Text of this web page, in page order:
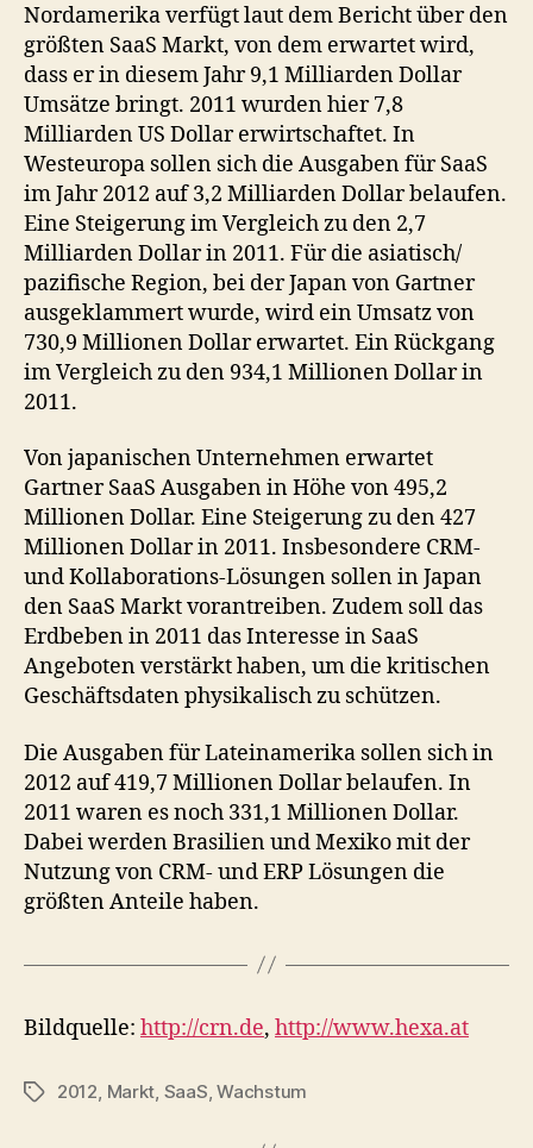
Nordamerika verfügt laut dem Bericht über den
größten SaaS Markt, von dem erwartet wird,
dass er in diesem Jahr 9,1 Milliarden Dollar
Umsätze bringt. 2011 wurden hier 7,8
Milliarden US Dollar erwirtschaftet. In
Westeuropa sollen sich die Ausgaben für SaaS
im Jahr 2012 auf 3,2 Milliarden Dollar belaufen.
Eine Steigerung im Vergleich zu den 2,7
Milliarden Dollar in 2011. Für die asiatisch/
pazifische Region, bei der Japan von Gartner
ausgeklammert wurde, wird ein Umsatz von
730,9 Millionen Dollar erwartet. Ein Rückgang
im Vergleich zu den 934,1 Millionen Dollar in
2011.
Von japanischen Unternehmen erwartet
Gartner SaaS Ausgaben in Höhe von 495,2
Millionen Dollar. Eine Steigerung zu den 427
Millionen Dollar in 2011. Insbesondere CRM-
und Kollaborations-Lösungen sollen in Japan
den SaaS Markt vorantreiben. Zudem soll das
Erdbeben in 2011 das Interesse in SaaS
Angeboten verstärkt haben, um die kritischen
Geschäftsdaten physikalisch zu schützen.
Die Ausgaben für Lateinamerika sollen sich in
2012 auf 419,7 Millionen Dollar belaufen. In
2011 waren es noch 331,1 Millionen Dollar.
Dabei werden Brasilien und Mexiko mit der
Nutzung von CRM- und ERP Lösungen die
größten Anteile haben.
Bildquelle: http://crn.de, http://www.hexa.at
Tags2012 Markt SaaS ,Wachstum